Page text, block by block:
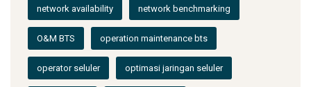
network availability network benchmarking
O&M BTS operation maintenance bts
operator seluler optimasi jaringan seluler